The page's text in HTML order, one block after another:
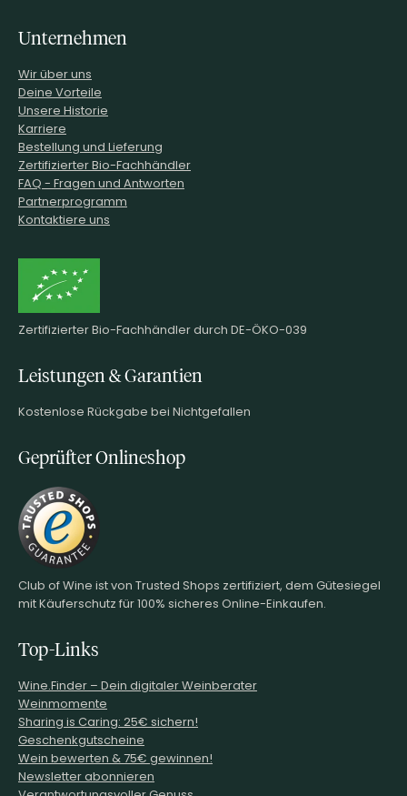
Unternehmen
Wir über uns
Deine Vorteile
Unsere Historie
Karriere
Bestellung und Lieferung
Zertifizierter Bio-Fachhändler
FAQ - Fragen und Antworten
Partnerprogramm
Kontaktiere uns
Zertifizierter Bio-Fachhändler durch DE-ÖKO-039
Leistungen & Garantien
Kostenlose Rückgabe bei Nichtgefallen
Geprüfter Onlineshop
Club of Wine ist von Trusted Shops zertifiziert, dem Gütesiegel
mit Käuferschutz für 100% sicheres Online-Einkaufen.
Top-Links
Wine.Finder – Dein digitaler Weinberater
Weinmomente
Sharing is Caring: 25€ sichern!
Geschenkgutscheine
Wein bewerten & 75€ gewinnen!
Newsletter abonnieren